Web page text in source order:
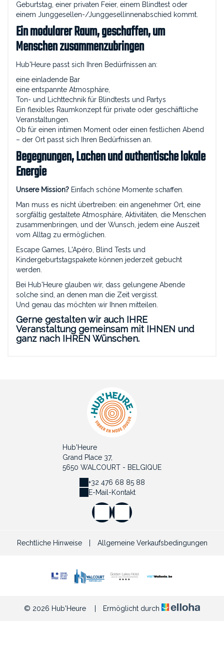
Geburtstag, einer privaten Feier, einem Blindtest oder
einem Junggesellen-/Junggesellinnenabschied kommt.
Ein modularer Raum, geschaffen, um
Menschen zusammenzubringen
Hub'Heure passt sich Ihren Bedürfnissen an:
eine einladende Bar
eine entspannte Atmosphäre,
Ton- und Lichttechnik für Blindtests und Partys
Ein flexibles Raumkonzept für private oder geschäftliche
Veranstaltungen.
Ob für einen intimen Moment oder einen festlichen Abend
– der Ort passt sich Ihren Bedürfnissen an.
Begegnungen, Lachen und authentische lokale
Energie
Unsere Mission? Einfach schöne Momente schaffen.
Man muss es nicht übertreiben: ein angenehmer Ort, eine
sorgfältig gestaltete Atmosphäre, Aktivitäten, die Menschen
zusammenbringen, und der Wunsch, jedem eine Auszeit
vom Alltag zu ermöglichen.
Escape Games, L'Apéro, Blind Tests und
Kindergeburtstagspakete können jederzeit gebucht
werden.
Bei Hub'Heure glauben wir, dass gelungene Abende
solche sind, an denen man die Zeit vergisst.
Und genau das möchten wir Ihnen mitteilen.
Gerne gestalten wir auch IHRE
Veranstaltung gemeinsam mit IHNEN und
ganz nach IHREN Wünschen.
Hub'Heure
Grand Place 37,
5650 WALCOURT - BELGIQUE
+32 476 68 85 88
E-Mail-Kontakt
Rechtliche Hinweise Allgemeine Verkaufsbedingungen
© 2026 Hub'Heure Ermöglicht durch